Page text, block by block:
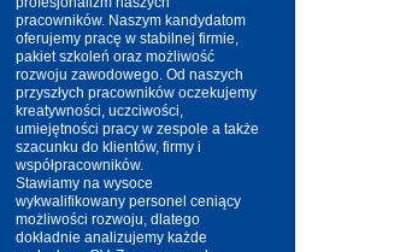
pracowników. Naszym kandydatom
oferujemy pracę w stabilnej firmie,
pakiet szkoleń oraz możliwość
rozwoju zawodowego. Od naszych
przyszłych pracowników oczekujemy
kreatywności, uczciwości,
umiejętności pracy w zespole a także
szacunku do klientów, firmy i
współpracowników.
Stawiamy na wysoce
wykwalifikowany personel ceniący
możliwości rozwoju, dlatego
dokładnie analizujemy każde